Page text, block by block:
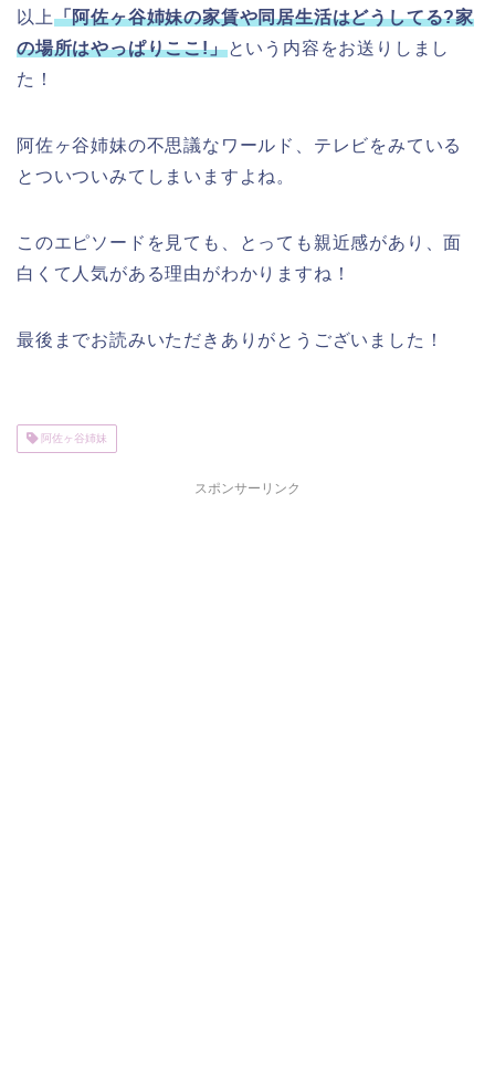
以上「阿佐ヶ谷姉妹の家賃や同居生活はどうしてる?家
の場所はやっぱりここ!」という内容をお送りしまし
た！
阿佐ヶ谷姉妹の不思議なワールド、テレビをみている
とついついみてしまいますよね。
このエピソードを見ても、とっても親近感があり、面
白くて人気がある理由がわかりますね！
最後までお読みいただきありがとうございました！
阿佐ヶ谷姉妹
スポンサーリンク